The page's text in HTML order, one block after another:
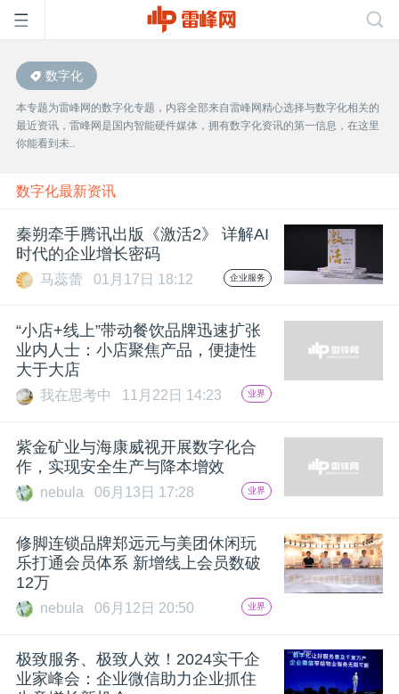
首
页
雷
峰
公
开
课
动
中
心
数字化
本专题为雷峰网的数字化专题，内容全部来自雷峰网精心选择与数字化相关的
最近资讯，雷峰网是国内智能硬件媒体，拥有数字化资讯的第一信息，在这里
你能看到未..
数字化最新资讯
秦朔牵手腾讯出版《激活2》 详解AI
时代的企业增长密码
马蕊蕾 01月17日 18:12 企业服务
“小店+线上”带动餐饮品牌迅速扩张
业内人士：小店聚焦产品，便捷性
大于大店
我在思考中 11月22日 14:23 业界
紫金矿业与海康威视开展数字化合
作，实现安全生产与降本增效
nebula 06月13日 17:28 业界
修脚连锁品牌郑远元与美团休闲玩
乐打通会员体系 新增线上会员数破
12万
nebula 06月12日 20:50 业界
极致服务、极致人效！2024实干企
业家峰会：企业微信助力企业抓住